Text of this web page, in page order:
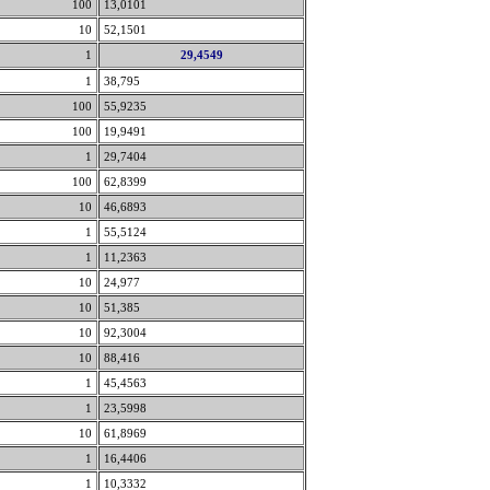
100
13,0101
10
52,1501
1
29,4549
1
38,795
100
55,9235
100
19,9491
1
29,7404
100
62,8399
10
46,6893
1
55,5124
1
11,2363
10
24,977
10
51,385
10
92,3004
10
88,416
1
45,4563
1
23,5998
10
61,8969
1
16,4406
1
10,3332